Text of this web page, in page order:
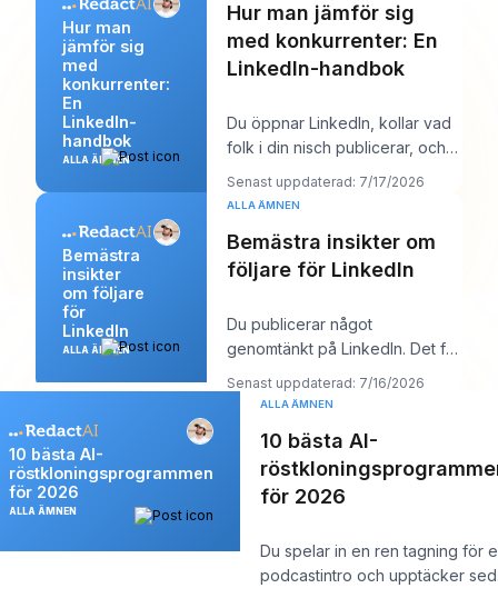
Hur man
jämför sig
med
konkurrenter:
En
LinkedIn-
handbok
ALLA ÄMNEN
Hur man jämför sig
med konkurrenter: En
LinkedIn-handbok
Du öppnar LinkedIn, kollar vad
folk i din nisch publicerar, och
inom tio minuter har du en rörig
men
Senast uppdaterad: 7/17/2026
Bemästra
insikter
om följare
för
LinkedIn
ALLA ÄMNEN
ALLA ÄMNEN
Bemästra insikter om
följare för LinkedIn
Du publicerar något
genomtänkt på LinkedIn. Det får
några gilla-markeringar, kanske
en kommentar frå
Senast uppdaterad: 7/16/2026
10 bästa AI-
röstkloningsprogrammen
för 2026
ALLA ÄMNEN
ALLA ÄMNEN
10 bästa AI-
för 2026
Du spelar in en ren tagning för
podcastintro och upptäcker